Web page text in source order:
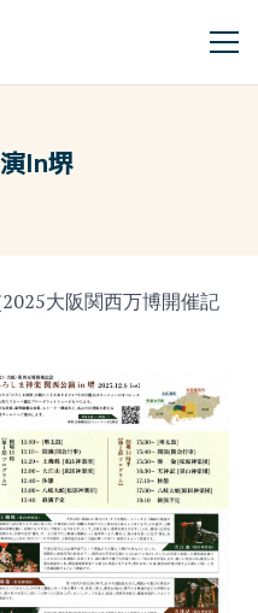
in堺
大阪関西万博開催記